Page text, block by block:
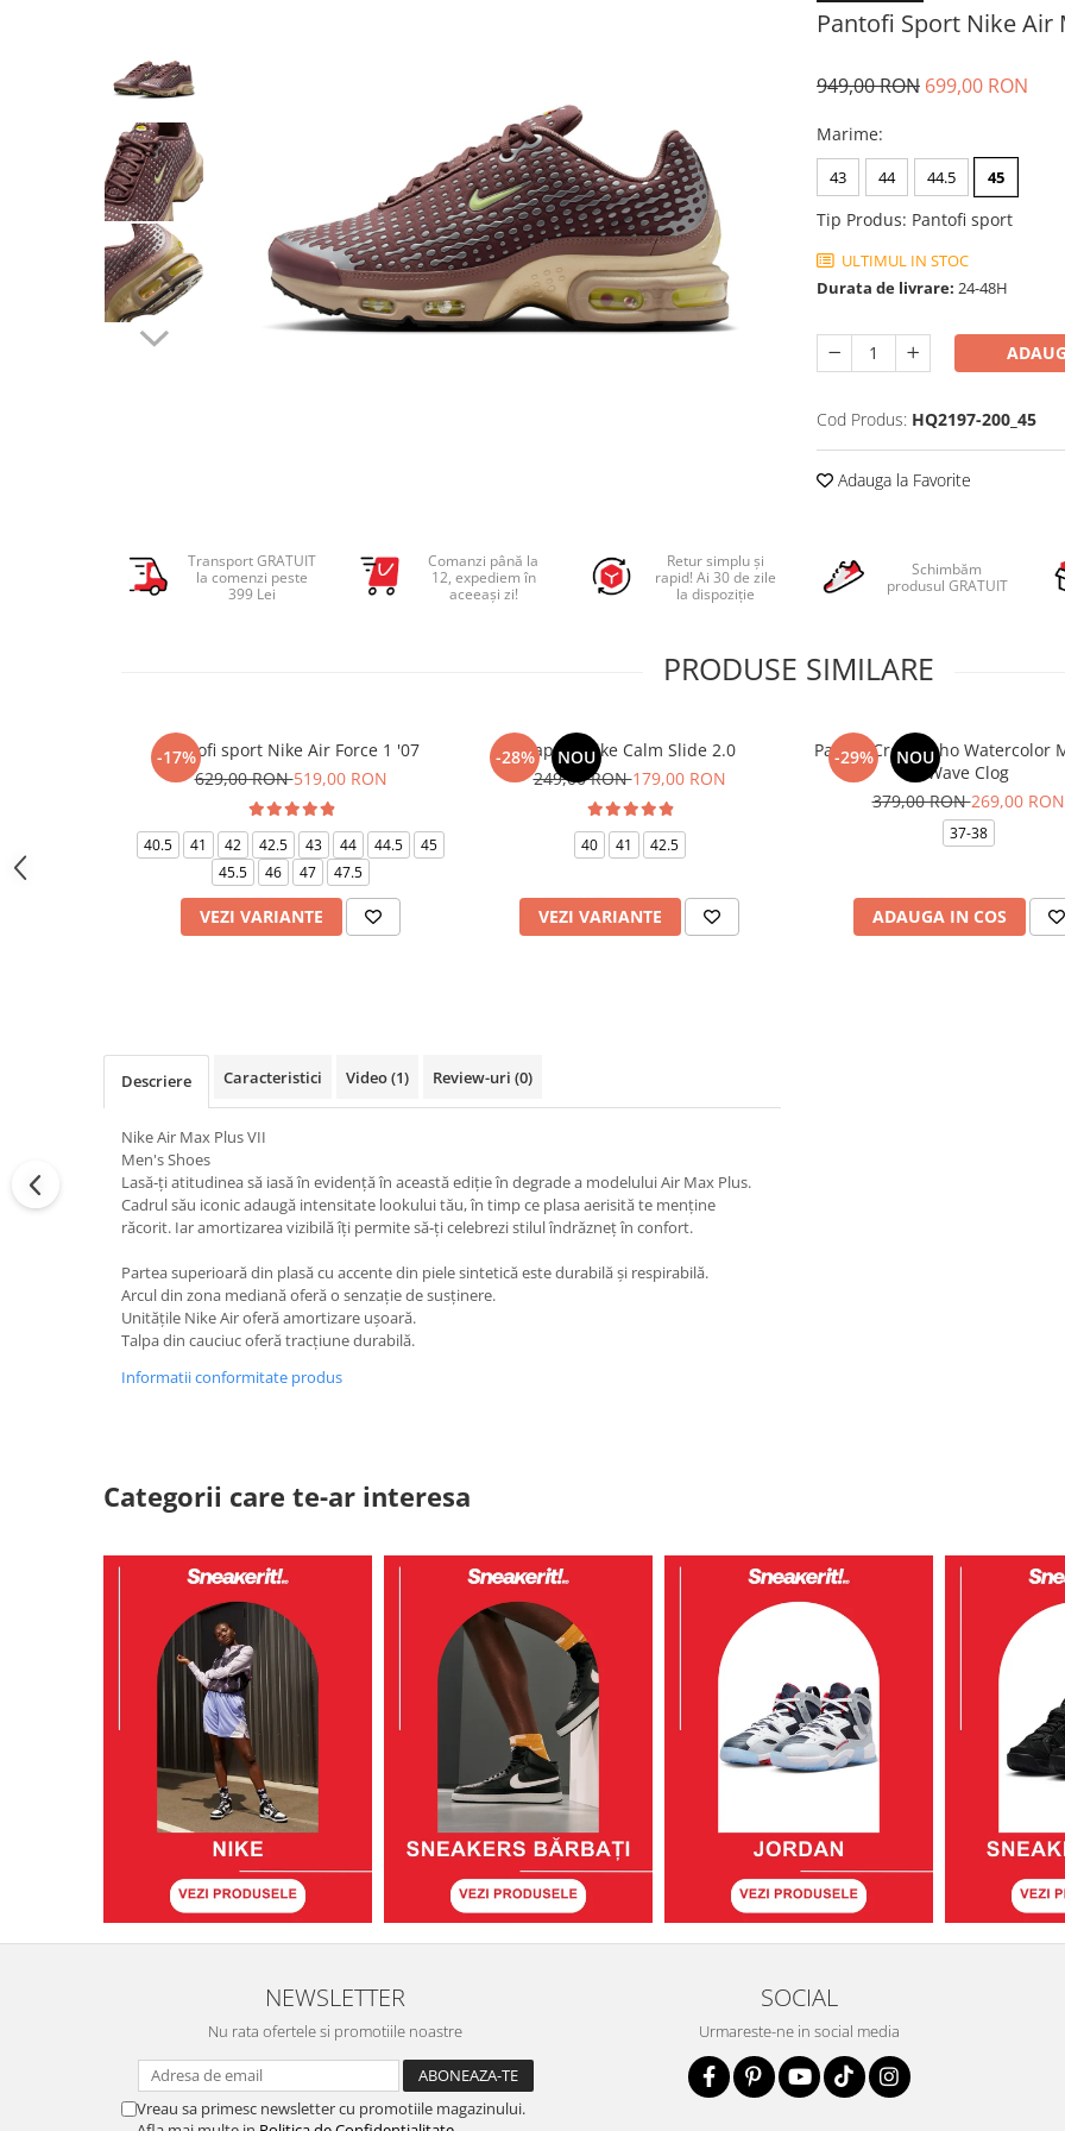
Pantaloni scurti Copii
Ingrijire incaltaminte
Pantofi Sport Nike Air
949,00 RON 699,00 RON
Marime:
43 44 44.5 45
Tip Produs: Pantofi sport
ULTIMUL IN STOC
Durata de livrare: 24-48H
Cod Produs: HQ2197-200_45
Adauga la Favorite
Transport GRATUIT
la comenzi peste
399 Lei
Comanzi până la
12, expediem în
aceeași zi!
Retur simplu și
rapid! Ai 30 de zile
la dispoziție
Schimbăm
produsul GRATUIT
PRODUSE SIMILARE
-17%
Pantofi sport Nike Air Force 1 '07
629,00 RON519,00 RON
40.5 41 42 42.5 43 44 44.5
45
45.5
46 47 47.5
VEZI VARIANTE
-28% NOU
Papuci Nike Calm Slide 2.0
249,00 RON179,00 RON
40 41 42.5
VEZI VARIANTE
-29% NOU
Papuci Crocs Echo Watercolor
Wave Clog
379,00 RON269,00 RON
37-38
ADAUGA IN COS
Descriere Caracteristici Video(1) Review-uri (0)
Nike Air Max Plus VII
Men's Shoes
Lasă‑ți atitudinea să iasă în evidență în această ediție în degrade a modelului Air Max Plus.
Cadrul său iconic adaugă intensitate lookului tău, în timp ce plasa aerisită te menține
răcorit. Iar amortizarea vizibilă îți permite să‑ți celebrezi stilul îndrăzneț în confort.
Partea superioară din plasă cu accente din piele sintetică este durabilă și respirabilă.
Arcul din zona mediană oferă o senzație de susținere.
Unitățile Nike Air oferă amortizare ușoară.
Talpa din cauciuc oferă tracțiune durabilă.
Informatii conformitate produs
Categorii care te-ar interesa
NEWSLETTER
Nu rata ofertele si promotiile noastre
Vreau sa primesc newsletter cu promotiile magazinului.
SOCIAL
Urmareste-ne in social media